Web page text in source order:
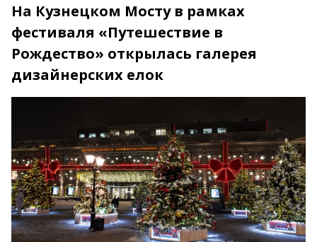
На Кузнецком Мосту в рамках
фестиваля «Путешествие в
Рождество» открылась галерея
дизайнерских елок